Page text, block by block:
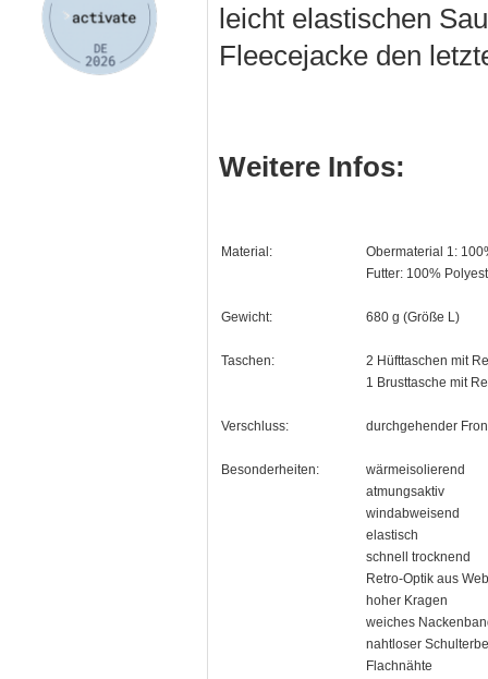
leicht elastischen
Fleecejacke den
Weitere Infos:
Material:
Obermaterial 1:
Futter: 100%
Gewicht: 680 g (Größe L)
Taschen:
2 Hüfttaschen mit
1 Brusttasche mit
Verschluss: durchgehender
Besonderheiten:
wärmeisolierend
atmungsaktiv
windabweisend
elastisch
schnell trocknend
Retro-Optik aus
hoher Kragen
weiches
nahtloser
Flachnähte